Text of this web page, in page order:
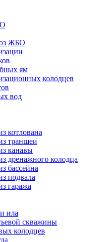
ЖБО
ям
колодцев
вод
котлована
траншеи
канавы
дренажного колодца
бассейна
подвала
гаража
ила
скважины
колодцев